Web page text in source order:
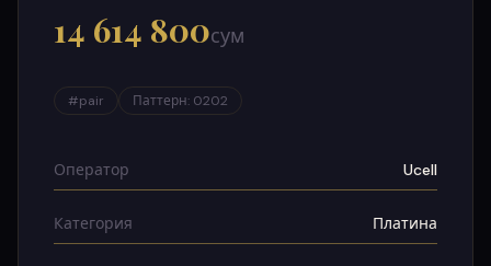
14 614 800сум
#pair Паттерн: 0202
Оператор Ucell
Категория Платина